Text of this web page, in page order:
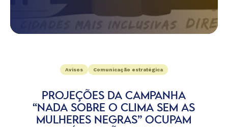
Avisos Comunicação estratégica
PROJEÇÕES DA CAMPANHA
“NADA SOBRE O CLIMA SEM AS
MULHERES NEGRAS” OCUPAM